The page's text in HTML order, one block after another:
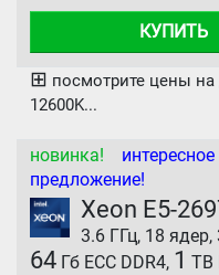
КУПИТЬ
⊞ посмотрите цены на
12600K...
новинка! интересное
предложение!
Xeon E5-
3.6 ГГц, 18
64 Гб ECC DDR4, 1 TB